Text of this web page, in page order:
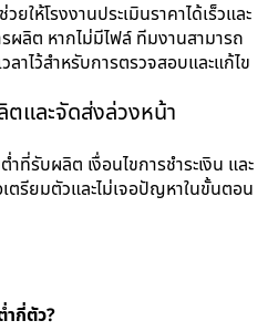
ให้โรงงานประเมินราคาได้เร็วและ
ผลิต หากไม่มีไฟล์ ทีมงานสามารถ
าไว้สำหรับการตรวจสอบและแก้ไข
ตและจัดส่งล่วงหน้า
ที่รับผลิต เงื่อนไขการชำระเงิน และ
ตรียมตัวและไม่เจอปัญหาในขั้นตอน
ำกี่ตัว?